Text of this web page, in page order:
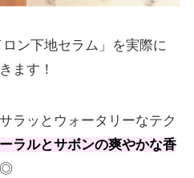
ン下地セラム」を実際に
ます！
ラッとウォータリーなテク
ラルとサボンの爽やかな香
◎